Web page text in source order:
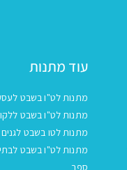
עוד מתנות
מתנות לט"ו בשבט
מתנות לט"ו בשבט
מתנות לטו בשבט לגנים
מתנות לט"ו בשבט
ספר